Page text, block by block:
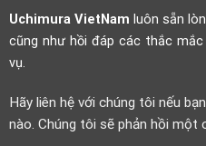
Uchimura VietNam luôn sẵn
cũng như hồi đáp các thắc
vụ.
Hãy liên hệ với chúng tôi nếu
nào. Chúng tôi sẽ phản hồi một